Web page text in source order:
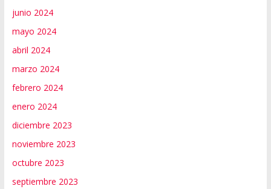
junio 2024
mayo 2024
abril 2024
marzo 2024
febrero 2024
enero 2024
diciembre 2023
noviembre 2023
octubre 2023
septiembre 2023